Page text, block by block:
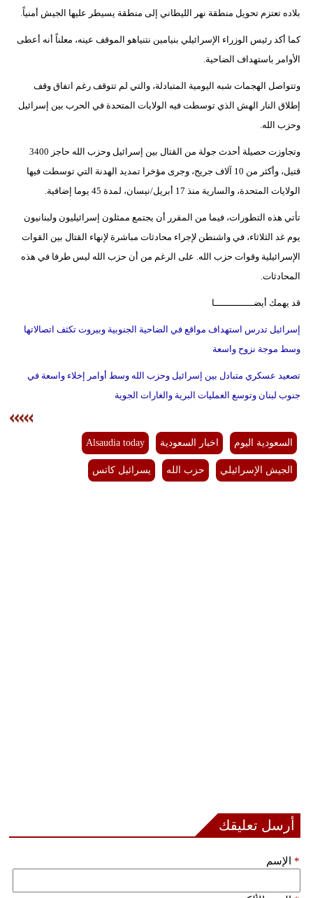
بلاده تعتزم تحويل منطقة نهر الليطاني إلى منطقة يسيطر عليها الجيش أمنياً.
كما أكد رئيس الوزراء الإسرائيلي بنيامين نتنياهو الموقف عينه، معلناً أنه أعطى
الأوامر باستهداف الضاحية.
وتتواصل الهجمات شبه اليومية المتبادلة، والتي لم تتوقف رغم اتفاق وقف
إطلاق النار الهش الذي توسطت فيه الولايات المتحدة في الحرب بين إسرائيل
وحزب الله.
وتجاوزت حصيلة أحدث جولة من القتال بين إسرائيل وحزب الله حاجز 3400
قتيل، وأكثر من 10 آلاف جريح، وجرى مؤخرا تمديد الهدنة التي توسطت فيها
الولايات المتحدة، والسارية منذ 17 أبريل/نيسان، لمدة 45 يوما إضافية.
تأتي هذه التطورات، فيما من المقرر أن يجتمع ممثلون إسرائيليون ولبنانيون
يوم غد الثلاثاء، في واشنطن لإجراء محادثات مباشرة لإنهاء القتال بين القوات
الإسرائيلية وقوات حزب الله. على الرغم من أن حزب الله ليس طرفا في هذه
المحادثات.
قد يهمك أيضــــــــــــــا
إسرائيل تدرس استهداف مواقع في الضاحية الجنوبية وبيروت تكثف اتصالاتها
وسط موجة نزوح واسعة
تصعيد عسكري متبادل بين إسرائيل وحزب الله وسط أوامر إخلاء واسعة في
جنوب لبنان وتوسع العمليات البرية والغارات الجوية
السعودية اليوم اخبار السعودية Alsaudia today
الجيش الإسرائيلي حزب الله يسرائيل كاتس
أرسل تعليقك
الإسم *